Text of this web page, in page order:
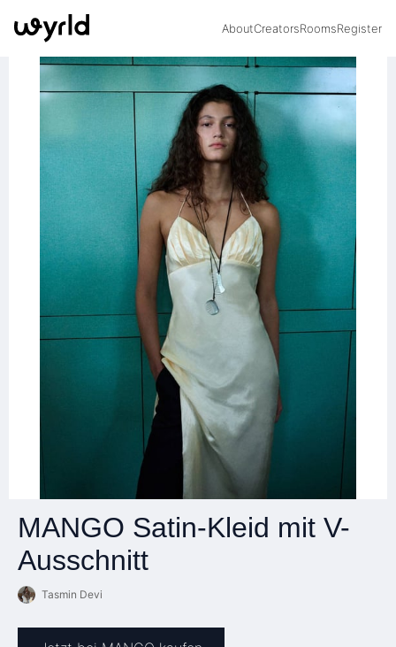
AboutCreatorsRoomsRegister
MANGO Satin-Kleid mit V-
Ausschnitt
Tasmin Devi